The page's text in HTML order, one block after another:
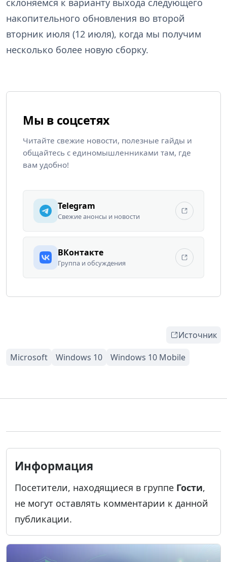
склоняемся к варианту выхода следующего
накопительного обновления во второй
вторник июля (12 июля), когда мы получим
несколько более новую сборку.
Мы в соцсетях
Читайте свежие новости, полезные гайды и
общайтесь с единомышленниками там, где
вам удобно!
Telegram
Свежие анонсы и новости
ВКонтакте
Группа и обсуждения
Источник
Информация
Посетители, находящиеся в группе Гости,
не могут оставлять комментарии к данной
публикации.